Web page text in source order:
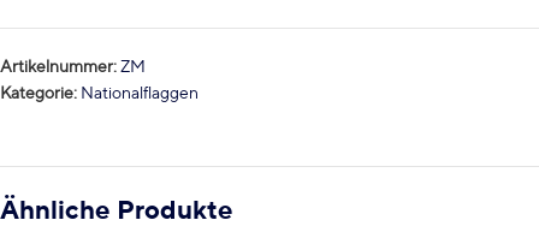
Artikelnummer:ZM
Kategorie: Nationalflaggen
Ähnliche Produkte